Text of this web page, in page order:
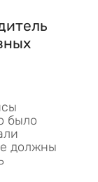
было
должны